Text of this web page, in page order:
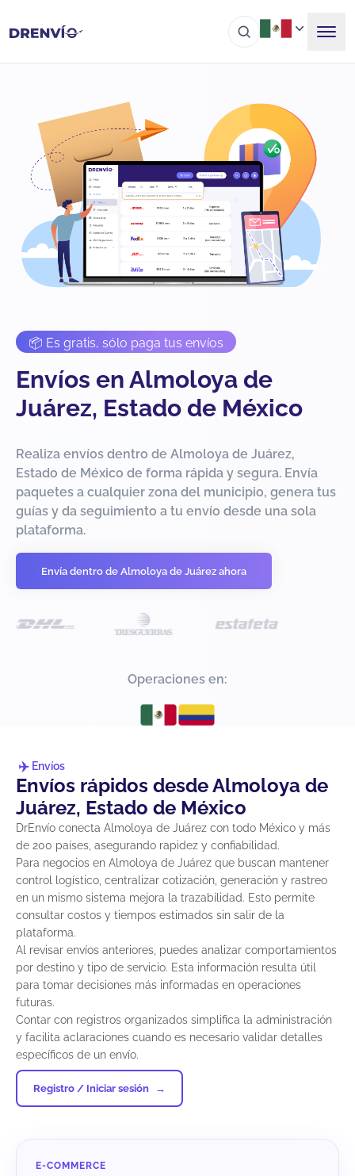
📦 Es gratis, sólo paga tus envíos
Envíos en Almoloya de
Juárez, Estado de México
Realiza envíos dentro de Almoloya de Juárez,
Estado de México de forma rápida y segura. Envía
paquetes a cualquier zona del municipio, genera tus
guías y da seguimiento a tu envío desde una sola
plataforma.
Envía dentro de Almoloya de Juárez ahora
Operaciones en:
Envíos
Envíos rápidos desde Almoloya de
Juárez, Estado de México
DrEnvío conecta Almoloya de Juárez con todo México y más
de 200 países, asegurando rapidez y confiabilidad.
Para negocios en Almoloya de Juárez que buscan mantener
control logístico, centralizar cotización, generación y rastreo
en un mismo sistema mejora la trazabilidad. Esto permite
consultar costos y tiempos estimados sin salir de la
plataforma.
Al revisar envíos anteriores, puedes analizar comportamientos
por destino y tipo de servicio. Esta información resulta útil
para tomar decisiones más informadas en operaciones
futuras.
Contar con registros organizados simplifica la administración
y facilita aclaraciones cuando es necesario validar detalles
específicos de un envío.
Registro / Iniciar sesión
E-COMMERCE